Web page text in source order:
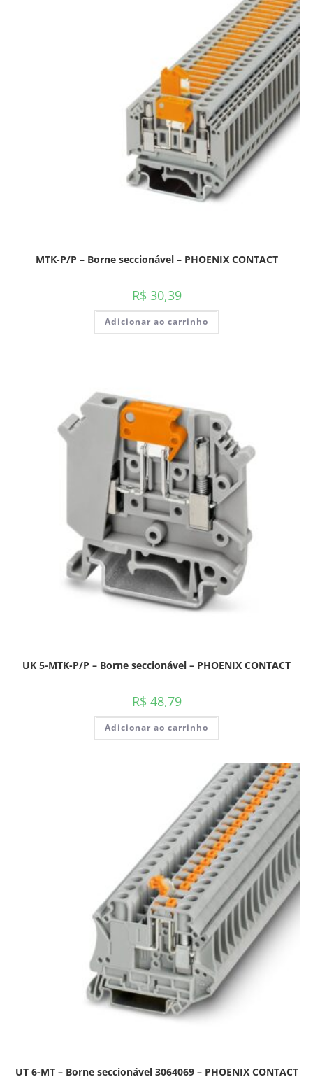
MTK-P/P – Borne seccionável – PHOENIX CONTACT
R$ 30,39
Adicionar ao carrinho
UK 5-MTK-P/P – Borne seccionável – PHOENIX CONTACT
R$ 48,79
Adicionar ao carrinho
UT 6-MT – Borne seccionável 3064069 – PHOENIX CONTACT